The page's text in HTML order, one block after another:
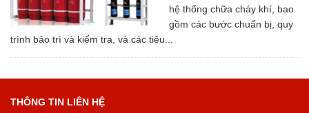
hệ thống chữa cháy khí, bao
gồm các bước chuẩn bị, quy
trình bảo trì và kiểm tra, và các tiêu...
THÔNG TIN LIÊN HỆ